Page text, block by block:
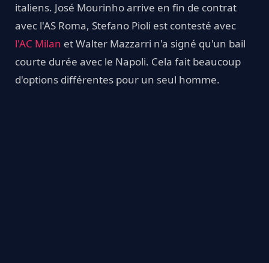
italiens. José Mourinho arrive en fin de contrat
avec l'AS Roma, Stefano Pioli est contesté avec
l'AC Milan et Walter Mazzarri n'a signé qu'un bail
courte durée avec le Napoli. Cela fait beaucoup
d'options différentes pour un seul homme.